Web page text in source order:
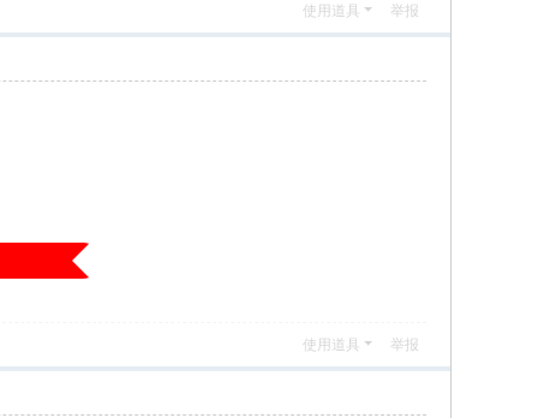
使用道具 举报
使用道具 举报